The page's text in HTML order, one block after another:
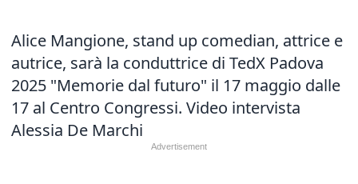
Alice Mangione, stand up comedian, attrice e
autrice, sarà la conduttrice di TedX Padova
2025 "Memorie dal futuro" il 17 maggio dalle
17 al Centro Congressi. Video intervista
Alessia De Marchi